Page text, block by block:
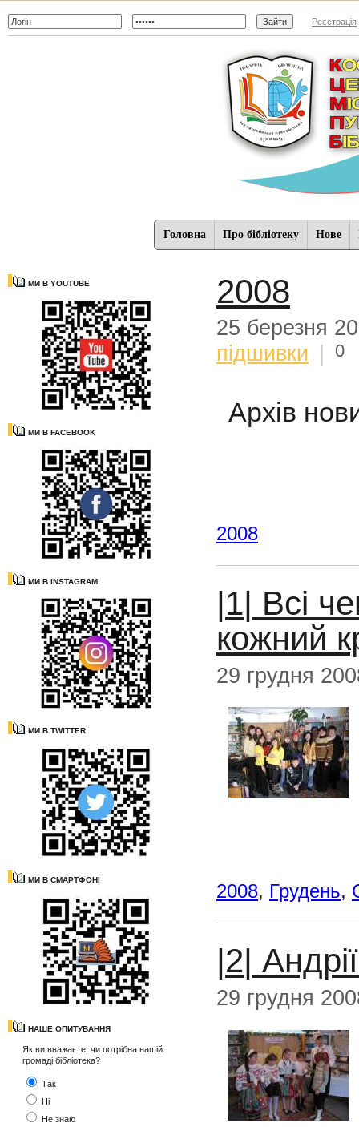
Реєстрація
Головна Про бібліотеку Нове
МИ В YOUTUBE
МИ В FACEBOOK
МИ В INSTAGRAM
МИ В TWITTER
МИ В СМАРТФОНІ
НАШЕ ОПИТУВАННЯ
Як ви вважаєте, чи потрібна нашій
громаді бібліотека?
Так
Ні
Не знаю
2008
25 березня
підшивки
0
Архів
2008
|1| Всі
кожний
29 грудня
2008, Грудень,
|2|
29 грудня